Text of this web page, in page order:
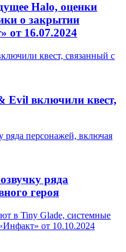
Halo, оценки
о закрытии
от 16.07.2024
квест, связанный с
Evil включили квест,
ряда персонажей, включая
ряда
героя
в Tiny Glade, системные
от 10.10.2024